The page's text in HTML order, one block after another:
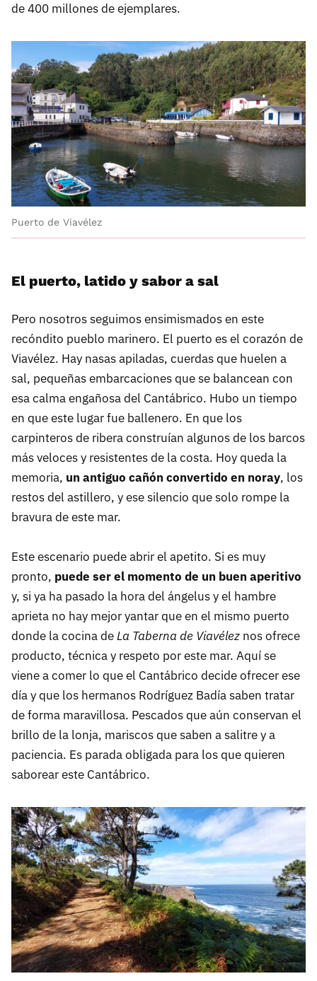
de 400 millones de ejemplares.
Puerto de Viavélez
El puerto, latido y sabor a sal
Pero nosotros seguimos ensimismados en este
recóndito pueblo marinero. El puerto es el corazón de
Viavélez. Hay nasas apiladas, cuerdas que huelen a
sal, pequeñas embarcaciones que se balancean con
esa calma engañosa del Cantábrico. Hubo un tiempo
en que este lugar fue ballenero. En que los
carpinteros de ribera construían algunos de los barcos
más veloces y resistentes de la costa. Hoy queda la
memoria, un antiguo cañón convertido en noray, los
restos del astillero, y ese silencio que solo rompe la
bravura de este mar.
Este escenario puede abrir el apetito. Si es muy
pronto, puede ser el momento de un buen aperitivo
y, si ya ha pasado la hora del ángelus y el hambre
aprieta no hay mejor yantar que en el mismo puerto
donde la cocina deLa Taberna de Viavélez nos ofrece
producto, técnica y respeto por este mar. Aquí se
viene a comer lo que el Cantábrico decide ofrecer ese
día y que los hermanos Rodríguez Badía saben tratar
de forma maravillosa. Pescados que aún conservan el
brillo de la lonja, mariscos que saben a salitre y a
paciencia. Es parada obligada para los que quieren
saborear este Cantábrico.